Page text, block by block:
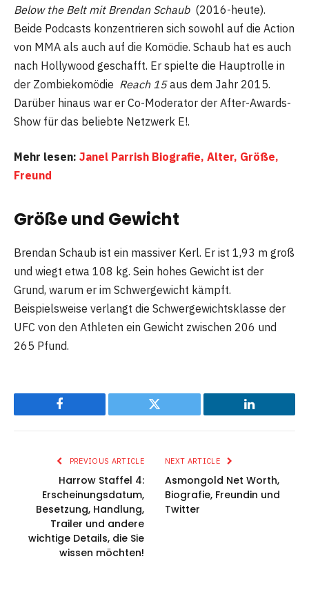
Below the Belt mit Brendan Schaub(2016-heute).
Beide Podcasts konzentrieren sich sowohl auf die Action
von MMA als auch auf die Komödie. Schaub hat es auch
nach Hollywood geschafft. Er spielte die Hauptrolle in
der Zombiekomödie Reach 15aus dem Jahr 2015.
Darüber hinaus war er Co-Moderator der After-Awards-
Show für das beliebte Netzwerk E!.
Mehr lesen: Janel Parrish Biografie, Alter, Größe,
Freund
Größe und Gewicht
Brendan Schaub ist ein massiver Kerl. Er ist 1,93 m groß
und wiegt etwa 108 kg. Sein hohes Gewicht ist der
Grund, warum er im Schwergewicht kämpft.
Beispielsweise verlangt die Schwergewichtsklasse der
UFC von den Athleten ein Gewicht zwischen 206 und
265 Pfund.
Facebook Twitter LinkedIn
PREVIOUS ARTICLE
Harrow Staffel 4:
Erscheinungsdatum,
Besetzung, Handlung,
Trailer und andere
wichtige Details, die Sie
wissen möchten!
NEXT ARTICLE
Asmongold Net Worth,
Biografie, Freundin und
Twitter